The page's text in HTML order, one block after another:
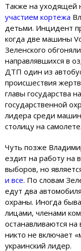
Также на уходящей
участием кортежа
детьми. Инцидент
когда две машины
Зеленского
направлявшихся в
ДТП один из
происшествия
главы государства
государственной
лидера среди
столицу на самолете.
Чуть позже
ездит на работу на
выборов, но
и все. По словам
едут два
охраны. Иногда
лицами, членами
останавливаются на
никто не включает
украинский лидер.